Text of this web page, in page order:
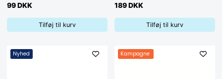
99 DKK
Tilføj til kurv
189 DKK
Tilføj til kurv
Nyhed Kampagne